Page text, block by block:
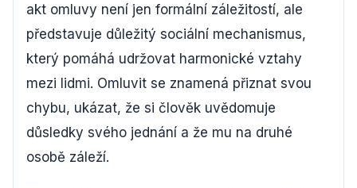
akt omluvy není jen formální záležitostí, ale
představuje důležitý sociální mechanismus,
který pomáhá udržovat harmonické vztahy
mezi lidmi. Omluvit se znamená přiznat svou
chybu, ukázat, že si člověk uvědomuje
důsledky svého jednání a že mu na druhé
osobě záleží.